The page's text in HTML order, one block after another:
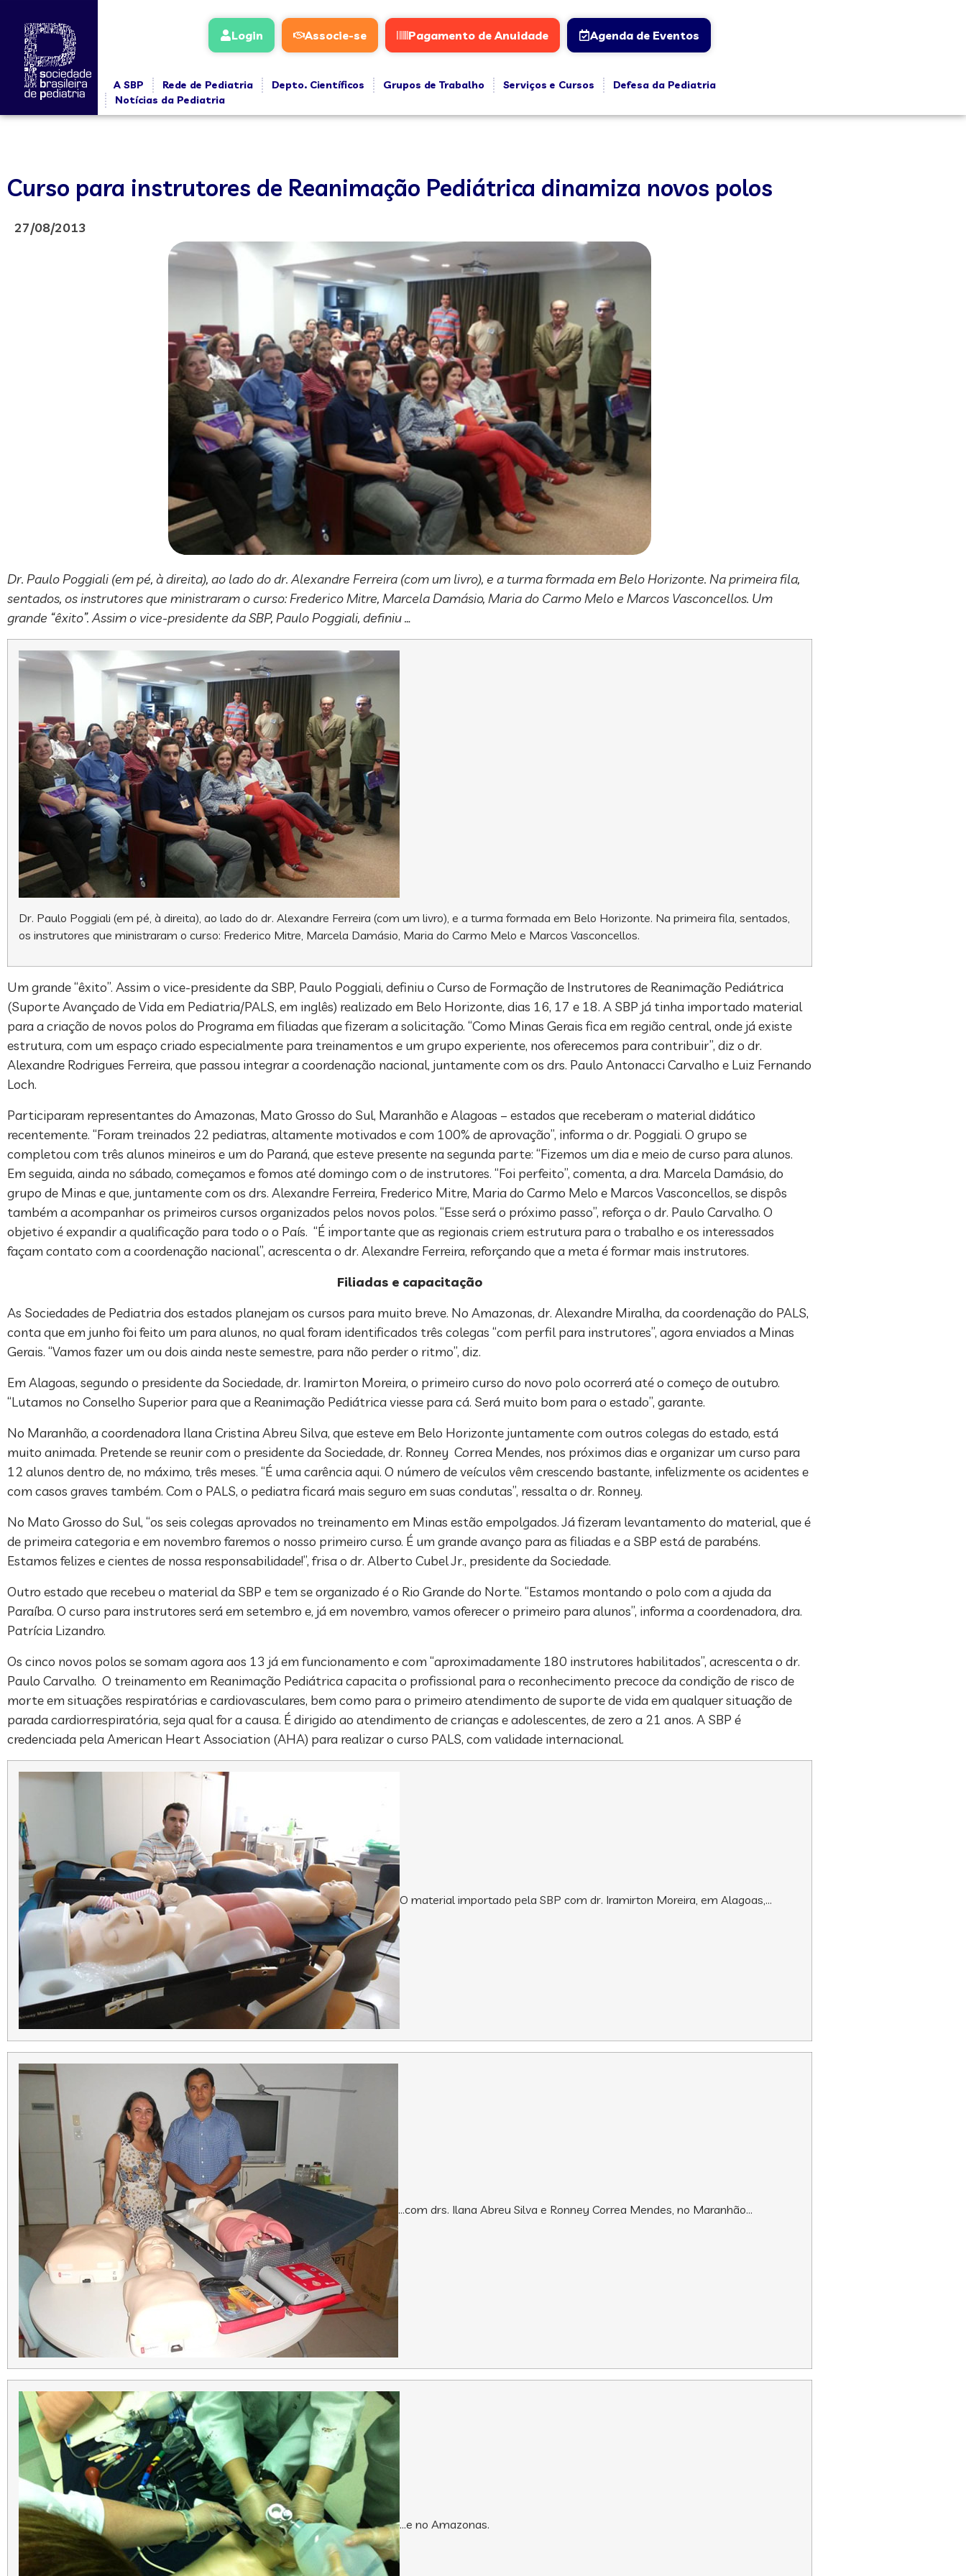
Login Associe-se Pagamento de Anuidade Agenda de Eventos
A SBP Rede de Pediatria Depto. Científicos Grupos de Trabalho Serviços e Cursos
Defesa da Pediatria
Notícias da Pediatria
Curso para instrutores de Reanimação Pediátrica dinamiza novos polos
27/08/2013
Dr. Paulo Poggiali (em pé, à direita), ao lado do dr. Alexandre Ferreira (com um livro), e a turma formada em Belo Horizonte. Na primeira fila,
sentados, os instrutores que ministraram o curso: Frederico Mitre, Marcela Damásio, Maria do Carmo Melo e Marcos Vasconcellos. Um
grande “êxito”. Assim o vice-presidente da SBP, Paulo Poggiali, definiu …
Dr. Paulo Poggiali (em pé, à direita), ao lado do dr. Alexandre Ferreira (com um livro), e a turma formada em Belo Horizonte. Na primeira fila, sentados,
os instrutores que ministraram o curso: Frederico Mitre, Marcela Damásio, Maria do Carmo Melo e Marcos Vasconcellos.
Um grande “êxito”. Assim o vice-presidente da SBP, Paulo Poggiali, definiu o Curso de Formação de Instrutores de Reanimação Pediátrica
(Suporte Avançado de Vida em Pediatria/PALS, em inglês) realizado em Belo Horizonte, dias 16, 17 e 18. A SBP já tinha importado material
para a criação de novos polos do Programa em filiadas que fizeram a solicitação. “Como Minas Gerais fica em região central, onde já existe
estrutura, com um espaço criado especialmente para treinamentos e um grupo experiente, nos oferecemos para contribuir”, diz o dr.
Alexandre Rodrigues Ferreira, que passou integrar a coordenação nacional, juntamente com os drs. Paulo Antonacci Carvalho e Luiz Fernando
Loch.
Participaram representantes do Amazonas, Mato Grosso do Sul, Maranhão e Alagoas – estados que receberam o material didático
recentemente. “Foram treinados 22 pediatras, altamente motivados e com 100% de aprovação”, informa o dr. Poggiali. O grupo se
completou com três alunos mineiros e um do Paraná, que esteve presente na segunda parte: “Fizemos um dia e meio de curso para alunos.
Em seguida, ainda no sábado, começamos e fomos até domingo com o de instrutores. “Foi perfeito”, comenta, a dra. Marcela Damásio, do
grupo de Minas e que, juntamente com os drs. Alexandre Ferreira, Frederico Mitre, Maria do Carmo Melo e Marcos Vasconcellos, se dispôs
também a acompanhar os primeiros cursos organizados pelos novos polos. “Esse será o próximo passo”, reforça o dr. Paulo Carvalho. O
objetivo é expandir a qualificação para todo o o País. “É importante que as regionais criem estrutura para o trabalho e os interessados
façam contato com a coordenação nacional”, acrescenta o dr. Alexandre Ferreira, reforçando que a meta é formar mais instrutores.
Filiadas e capacitação
As Sociedades de Pediatria dos estados planejam os cursos para muito breve. No Amazonas, dr. Alexandre Miralha, da coordenação do PALS,
conta que em junho foi feito um para alunos, no qual foram identificados três colegas “com perfil para instrutores”, agora enviados a Minas
Gerais. “Vamos fazer um ou dois ainda neste semestre, para não perder o ritmo”, diz.
Em Alagoas, segundo o presidente da Sociedade, dr. Iramirton Moreira, o primeiro curso do novo polo ocorrerá até o começo de outubro.
“Lutamos no Conselho Superior para que a Reanimação Pediátrica viesse para cá. Será muito bom para o estado”, garante.
No Maranhão, a coordenadora Ilana Cristina Abreu Silva, que esteve em Belo Horizonte juntamente com outros colegas do estado, está
muito animada. Pretende se reunir com o presidente da Sociedade, dr. Ronney Correa Mendes, nos próximos dias e organizar um curso para
12 alunos dentro de, no máximo, três meses. “É uma carência aqui. O número de veículos vêm crescendo bastante, infelizmente os acidentes e
com casos graves também. Com o PALS, o pediatra ficará mais seguro em suas condutas”, ressalta o dr. Ronney.
No Mato Grosso do Sul, “os seis colegas aprovados no treinamento em Minas estão empolgados. Já fizeram levantamento do material, que é
de primeira categoria e em novembro faremos o nosso primeiro curso. É um grande avanço para as filiadas e a SBP está de parabéns.
Estamos felizes e cientes de nossa responsabilidade!”, frisa o dr. Alberto Cubel Jr., presidente da Sociedade.
Outro estado que recebeu o material da SBP e tem se organizado é o Rio Grande do Norte. “Estamos montando o polo com a ajuda da
Paraíba. O curso para instrutores será em setembro e, já em novembro, vamos oferecer o primeiro para alunos”, informa a coordenadora, dra.
Patrícia Lizandro.
Os cinco novos polos se somam agora aos 13 já em funcionamento e com “aproximadamente 180 instrutores habilitados”, acrescenta o dr.
Paulo Carvalho. O treinamento em Reanimação Pediátrica capacita o profissional para o reconhecimento precoce da condição de risco de
morte em situações respiratórias e cardiovasculares, bem como para o primeiro atendimento de suporte de vida em qualquer situação de
parada cardiorrespiratória, seja qual for a causa. É dirigido ao atendimento de crianças e adolescentes, de zero a 21 anos. A SBP é
credenciada pela American Heart Association (AHA) para realizar o curso PALS, com validade internacional.
O material importado pela SBP com dr. Iramirton Moreira, em Alagoas,…
…com drs. Ilana Abreu Silva e Ronney Correa Mendes, no Maranhão…
…e no Amazonas.